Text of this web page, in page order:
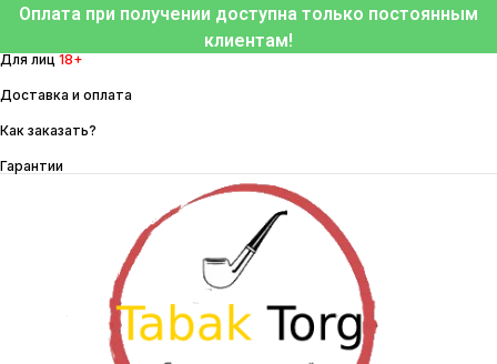
Перейти
содержимому
Оплата при получении доступна только постоянным
клиентам!
Для лиц 18+
Доставка и оплата
Как заказать?
Гарантии